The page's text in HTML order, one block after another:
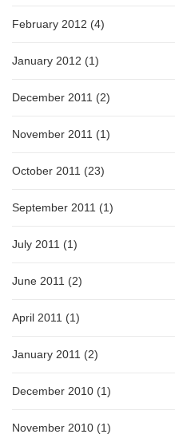
February 2012 (4)
January 2012 (1)
December 2011 (2)
November 2011 (1)
October 2011 (23)
September 2011 (1)
July 2011 (1)
June 2011 (2)
April 2011 (1)
January 2011 (2)
December 2010 (1)
November 2010 (1)